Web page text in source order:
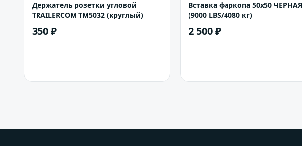
Держатель розетки угловой
TRAILERCOM TM5032 (круглый)
350 ₽
Вставка фаркопа 50х50 ЧЕРНАЯ
(9000 LBS/4080 кг)
2 500 ₽